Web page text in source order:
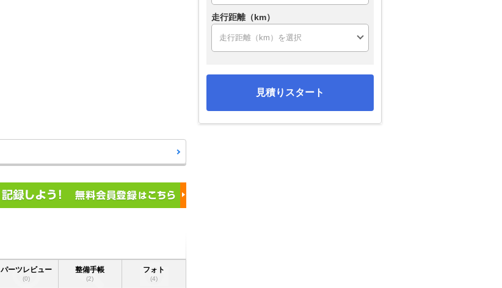
パーツレビュー
(0)
整備手帳
(2)
フォト
(4)
走行距離（km）
見積りスタート